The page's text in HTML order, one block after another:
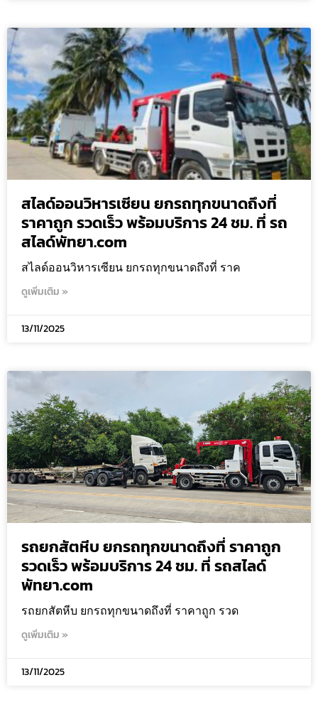
สไลด์ออนวิหารเซียน ยกรถทุกขนาดถึงที่
ราคาถูก รวดเร็ว พร้อมบริการ 24 ชม. ที่ รถ
สไลด์พัทยา.com
สไลด์ออนวิหารเซียน ยกรถทุกขนาดถึงที่ ราค
ดูเพิ่มเติม »
13/11/2025
รถยกสัตหีบ ยกรถทุกขนาดถึงที่ ราคาถูก
รวดเร็ว พร้อมบริการ 24 ชม. ที่ รถสไลด์
พัทยา.com
รถยกสัตหีบ ยกรถทุกขนาดถึงที่ ราคาถูก รวด
ดูเพิ่มเติม »
13/11/2025